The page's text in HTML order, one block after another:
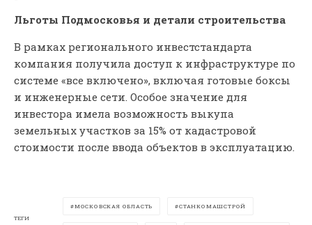
Льготы Подмосковья и детали строительства
В рамках регионального инвестстандарта
компания получила доступ к инфраструктуре по
системе «все включено», включая готовые боксы
и инженерные сети. Особое значение для
инвестора имела возможность выкупа
земельных участков за 15% от кадастровой
стоимости после ввода объектов в эксплуатацию.
ТЕГИ
МОСКОВСКАЯ ОБЛАСТЬ СТАНКОМАШСТРОЙ